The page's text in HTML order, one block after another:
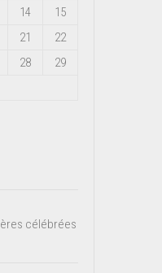
14
15
21
22
28
29
célébrées